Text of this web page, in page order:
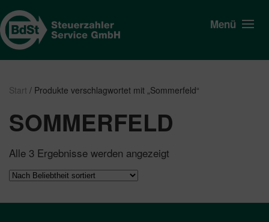
Menü
Start / Produkte verschlagwortet mit „Sommerfeld“
SOMMERFELD
Alle 3 Ergebnisse werden angezeigt